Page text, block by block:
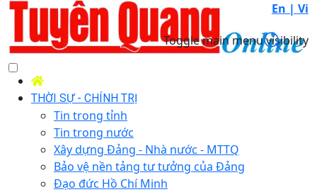
En | Vi
Toggle main menu visibility
THỜI SỰ - CHÍNH TRỊ
Tin trong tỉnh
Tin trong nước
Xây dựng Đảng - Nhà nước - MTTQ
Bảo vệ nền tảng tư tưởng của Đảng
Đạo đức Hồ Chí Minh